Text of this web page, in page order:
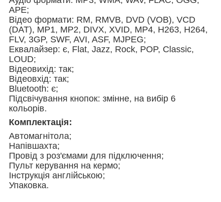
APE;
Відео формати: RM, RMVB, DVD (VOB), VCD
(DAT), MP1, MP2, DIVX, XVID, MP4, H263, H264,
FLV, 3GP, SWF, AVI, ASF, MJPEG;
Еквалайзер: є, Flat, Jazz, Rock, POP, Classic,
LOUD;
Відеовихід: так;
Відеовхід: так;
Bluetooth: є;
Підсвічування кнопок: змінне, на вибір 6
кольорів.
Комплектація:
Автомагнітола;
Напівшахта;
Провід з роз'ємами для підключення;
Пульт керування на кермо;
Інструкція англійською;
Упаковка.